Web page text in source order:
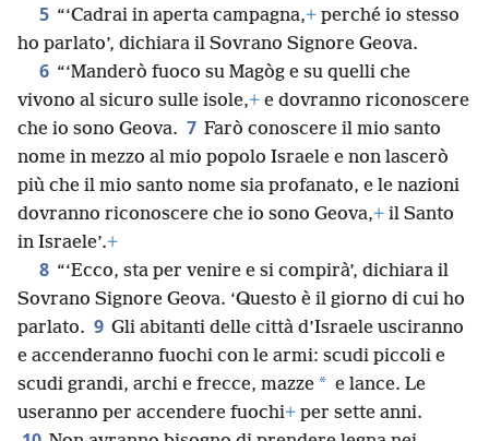
5 “‘Cadrai in aperta campagna,+ perché io stesso
ho parlato’, dichiara il Sovrano Signore Geova.
6 “‘Manderò fuoco su Magòg e su quelli che
vivono al sicuro sulle isole,+ e dovranno riconoscere
che io sono Geova. 7 Farò conoscere il mio santo
nome in mezzo al mio popolo Israele e non lascerò
più che il mio santo nome sia profanato, e le nazioni
dovranno riconoscere che io sono Geova,+ il Santo
in Israele’.+
8 “‘Ecco, sta per venire e si compirà’, dichiara il
Sovrano Signore Geova. ‘Questo è il giorno di cui ho
parlato. 9 Gli abitanti delle città d’Israele usciranno
e accenderanno fuochi con le armi: scudi piccoli e
scudi grandi, archi e frecce, mazze * e lance. Le
useranno per accendere fuochi+ per sette anni.